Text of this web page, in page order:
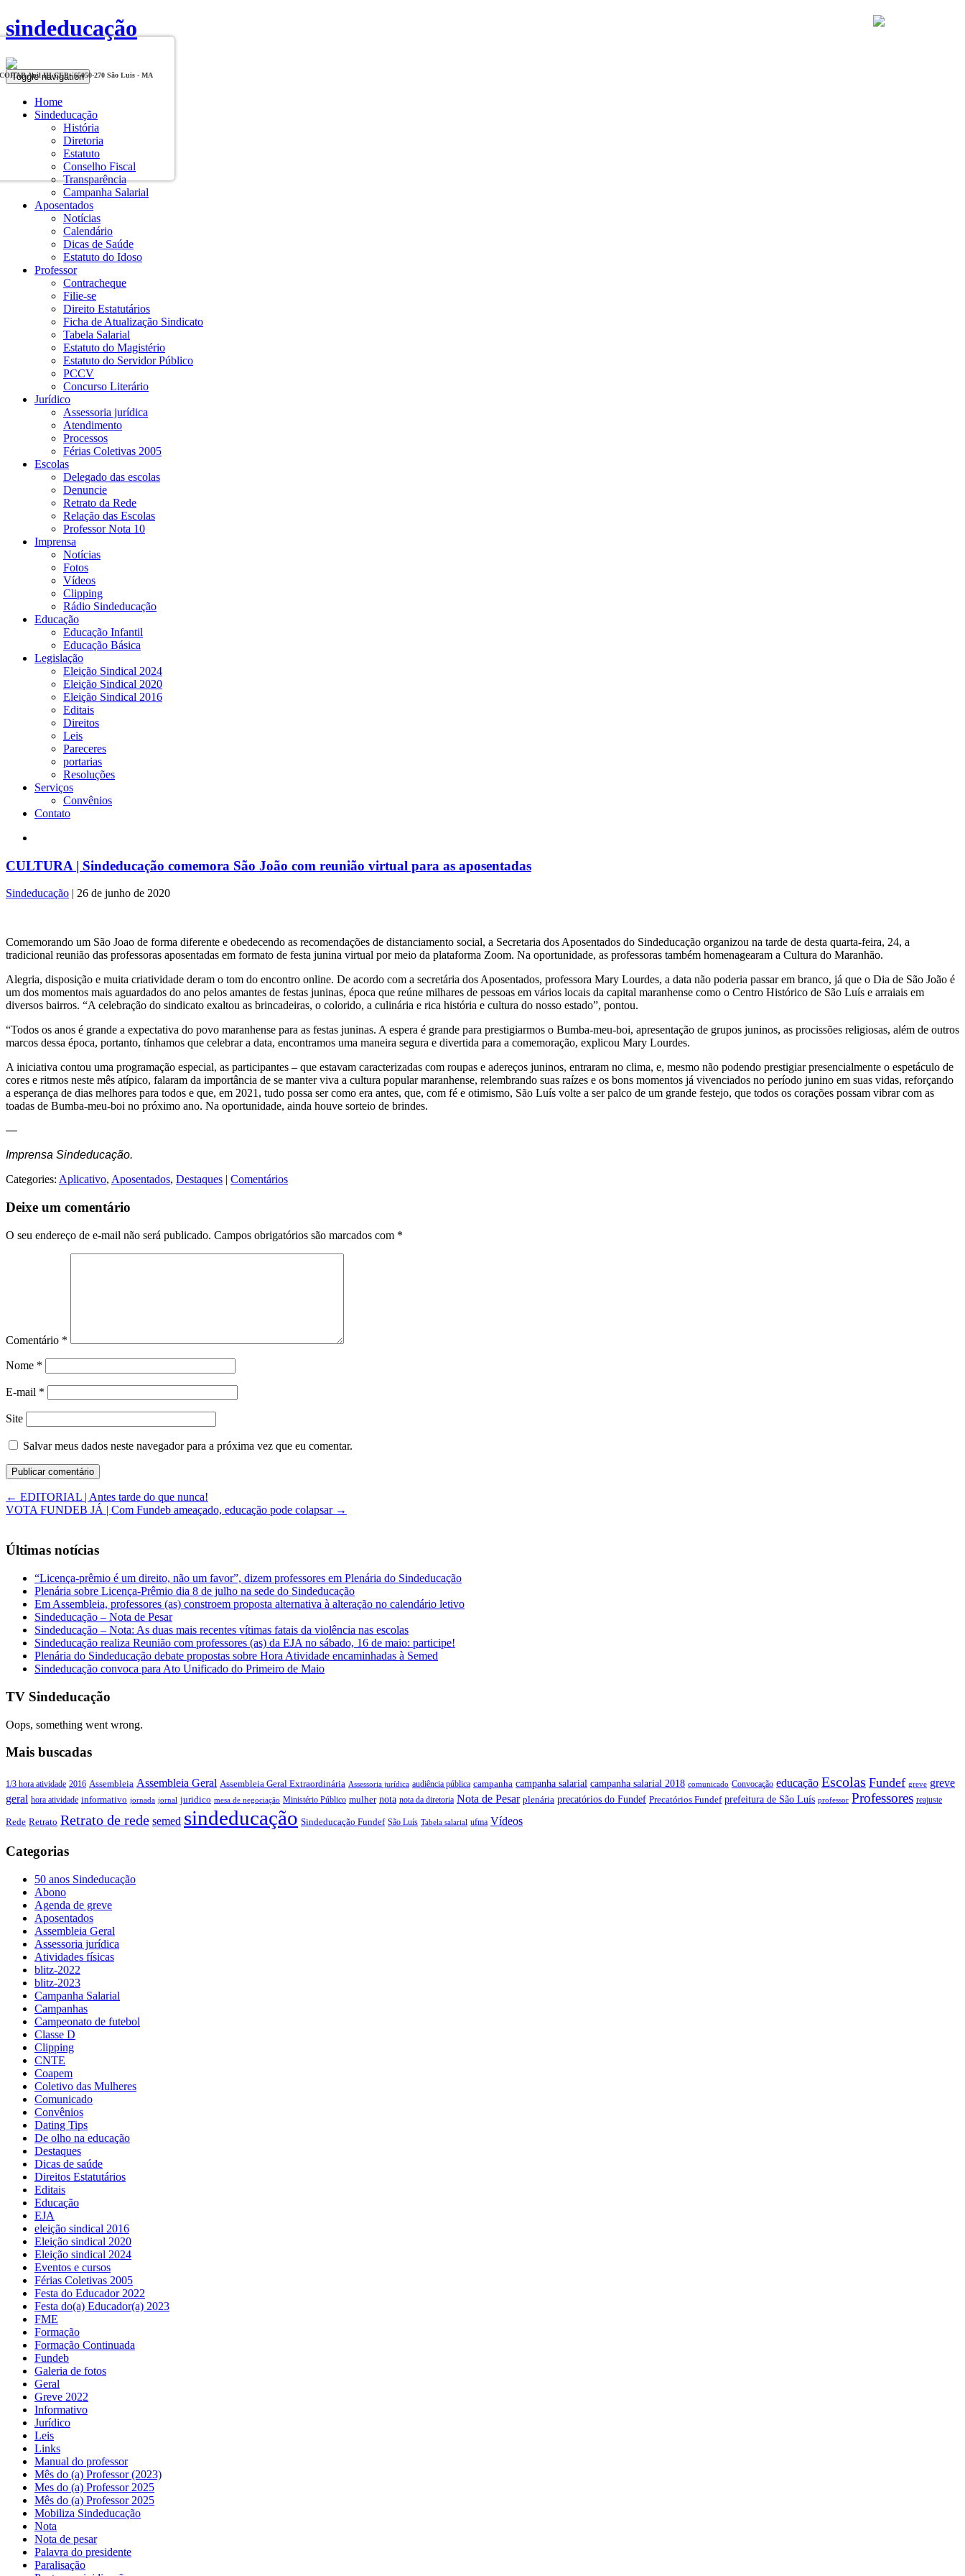
sindeducação
Toggle navigation
Home
Sindeducação
História
Diretoria
Estatuto
Conselho Fiscal
Transparência
Campanha Salarial
Aposentados
Notícias
Calendário
Dicas de Saúde
Estatuto do Idoso
Professor
Contracheque
Filie-se
Direito Estatutários
Ficha de Atualização Sindicato
Tabela Salarial
Estatuto do Magistério
Estatuto do Servidor Público
PCCV
Concurso Literário
Jurídico
Assessoria jurídica
Atendimento
Processos
Férias Coletivas 2005
Escolas
Delegado das escolas
Denuncie
Retrato da Rede
Relação das Escolas
Professor Nota 10
Imprensa
Notícias
Fotos
Vídeos
Clipping
Rádio Sindeducação
Educação
Educação Infantil
Educação Básica
Legislação
Eleição Sindical 2024
Eleição Sindical 2020
Eleição Sindical 2016
Editais
Direitos
Leis
Pareceres
portarias
Resoluções
Serviços
Convênios
Contato
CULTURA | Sindeducação comemora São João com reunião virtual para as aposentadas
Sindeducação | 26 de junho de 2020
Comemorando um São Joao de forma diferente e obedecendo as recomendações de distanciamento social, a Secretaria dos Aposentados do Sindeducação organizou na tarde de desta quarta-feira, 24, a
tradicional reunião das professoras aposentadas em formato de festa junina virtual por meio da plataforma Zoom. Na oportunidade, as professoras também homenagearam a Cultura do Maranhão.
Alegria, disposição e muita criatividade deram o tom do encontro online. De acordo com a secretária dos Aposentados, professora Mary Lourdes, a data não poderia passar em branco, já que o Dia de São João é
um dos momentos mais aguardados do ano pelos amantes de festas juninas, época que reúne milhares de pessoas em vários locais da capital maranhense como o Centro Histórico de São Luís e arraiais em
diversos bairros. “A celebração do sindicato exaltou as brincadeiras, o colorido, a culinária e rica história e cultura do nosso estado”, pontou.
“Todos os anos é grande a expectativa do povo maranhense para as festas juninas. A espera é grande para prestigiarmos o Bumba-meu-boi, apresentação de grupos juninos, as procissões religiosas, além de outros
marcos dessa época, portanto, tínhamos que celebrar a data, encontramos uma maneira segura e divertida para a comemoração, explicou Mary Lourdes.
A iniciativa contou uma programação especial, as participantes – que estavam caracterizadas com roupas e adereços juninos, entraram no clima, e, mesmo não podendo prestigiar presencialmente o espetáculo de
cores e ritmos neste mês atípico, falaram da importância de se manter viva a cultura popular maranhense, relembrando suas raízes e os bons momentos já vivenciados no período junino em suas vidas, reforçando
a esperança de dias melhores para todos e que, em 2021, tudo possa ser como era antes, que, com fé e otimismo, São Luís volte a ser palco de um grande festejo, que todos os corações possam vibrar com as
toadas de Bumba-meu-boi no próximo ano. Na oportunidade, ainda houve sorteio de brindes.
—
Imprensa Sindeducação.
Categories: Aplicativo, Aposentados, Destaques | Comentários
Deixe um comentário
O seu endereço de e-mail não será publicado. Campos obrigatórios são marcados com *
Comentário *
Nome *
E-mail *
Site
Salvar meus dados neste navegador para a próxima vez que eu comentar.
← EDITORIAL | Antes tarde do que nunca!
VOTA FUNDEB JÁ | Com Fundeb ameaçado, educação pode colapsar →
Últimas notícias
“Licença-prêmio é um direito, não um favor”, dizem professores em Plenária do Sindeducação
Plenária sobre Licença-Prêmio dia 8 de julho na sede do Sindeducação
Em Assembleia, professores (as) constroem proposta alternativa à alteração no calendário letivo
Sindeducação – Nota de Pesar
Sindeducação – Nota: As duas mais recentes vítimas fatais da violência nas escolas
Sindeducação realiza Reunião com professores (as) da EJA no sábado, 16 de maio: participe!
Plenária do Sindeducação debate propostas sobre Hora Atividade encaminhadas à Semed
Sindeducação convoca para Ato Unificado do Primeiro de Maio
TV Sindeducação
Oops, something went wrong.
Mais buscadas
1/3 hora atividade 2016 Assembleia Assembleia Geral Assembleia Geral Extraordinária Assessoria jurídica audiência pública campanha campanha salarial campanha salarial 2018 comunicado Convocação educação Escolas Fundef greve greve
geral hora atividade informativo jornada jornal juridico mesa de negociação Ministério Público mulher nota nota da diretoria Nota de Pesar plenária precatórios do Fundef Precatórios Fundef prefeitura de São Luís professor Professores reajuste
Rede Retrato Retrato de rede semed sindeducação Sindeducação Fundef São Luís Tabela salarial ufma Vídeos
Categorias
50 anos Sindeducação
Abono
Agenda de greve
Aposentados
Assembleia Geral
Assessoria jurídica
Atividades físicas
blitz-2022
blitz-2023
Campanha Salarial
Campanhas
Campeonato de futebol
Classe D
Clipping
CNTE
Coapem
Coletivo das Mulheres
Comunicado
Convênios
Dating Tips
De olho na educação
Destaques
Dicas de saúde
Direitos Estatutários
Editais
Educação
EJA
eleição sindical 2016
Eleição sindical 2020
Eleição sindical 2024
Eventos e cursos
Férias Coletivas 2005
Festa do Educador 2022
Festa do(a) Educador(a) 2023
FME
Formação
Formação Continuada
Fundeb
Galeria de fotos
Geral
Greve 2022
Informativo
Jurídico
Leis
Links
Manual do professor
Mês do (a) Professor (2023)
Mes do (a) Professor 2025
Mês do (a) Professor 2025
Mobiliza Sindeducação
Nota
Nota de pesar
Palavra do presidente
Paralisação
COHAB Anil III CEP - 65050-270 São Luis - MA